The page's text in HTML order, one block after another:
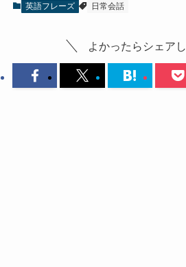
英語フレーズ 日常会話
よかったらシェアし